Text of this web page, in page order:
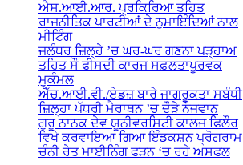
ਐਸ.ਆਈ.ਆਰ. ਪ੍ਰਕਿਰਿਆ ਤਹਿਤ
ਰਾਜਨੀਤਿਕ ਪਾਰਟੀਆਂ ਦੇ ਨੁਮਾਇੰਦਿਆਂ ਨਾਲ
ਮੀਟਿੰਗ
ਜਲੰਧਰ ਜ਼ਿਲ੍ਹੇ ’ਚ ਘਰ-ਘਰ ਗਣਨਾ ਪੜ੍ਹਾਅ
ਤਹਿਤ ਸੌ ਫੀਸਦੀ ਕਾਰਜ ਸਫ਼ਲਤਾਪੂਰਵਕ
ਮੁਕੰਮਲ
ਐੱਚ.ਆਈ.ਵੀ./ਏਡਜ਼ ਬਾਰੇ ਜਾਗਰੂਕਤਾ ਸਬੰਧੀ
ਜ਼ਿਲ੍ਹਾ ਪੱਧਰੀ ਮੈਰਾਥਨ ’ਚ ਦੌੜੇ ਨੌਜਵਾਨ
ਗੁਰੂ ਨਾਨਕ ਦੇਵ ਯੂਨੀਵਰਸਿਟੀ ਕਾਲਜ ਫਿਲੌਰ
ਵਿਖੇ ਕਰਵਾਇਆ ਗਿਆ ਇੰਡਕਸ਼ਨ ਪ੍ਰੋਗਰਾਮ
ਚੰਨੀ ਰੇਤ ਮਾਈਨਿੰਗ ਫੜਨ ‘ਚ ਰਹੇ ਅਸਫਲ